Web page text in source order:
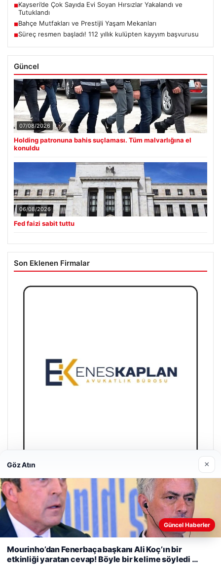
■Kayseri’de Çok Sayıda Evi Soyan Hırsızlar Yakalandı ve
Tutuklandı
■Bahçe Mutfakları ve Prestijli Yaşam Mekanları
■Süreç resmen başladı! 112 yıllık kulüpten kayyım başvurusu
Güncel
07/08/2026
Holding patronuna bahis suçlaması. Tüm malvarlığına el
konuldu
06/08/2026
Fed faizi sabit tuttu
Son Eklenen Firmalar
Enes Kaplan Avukatlık Bürosu
28/04/2026
Web sitemizi nasıl kullandığınızı daha iyi anlayabilmek,
kullanıyoruz.Çerez Politikamız
Göz Atın ×
Güncel Haberler
Mourinho’dan Fenerbaça başkanı Ali Koç’ın bir
etkinliği yaratan cevap! Böyle bir kelime söyledi …